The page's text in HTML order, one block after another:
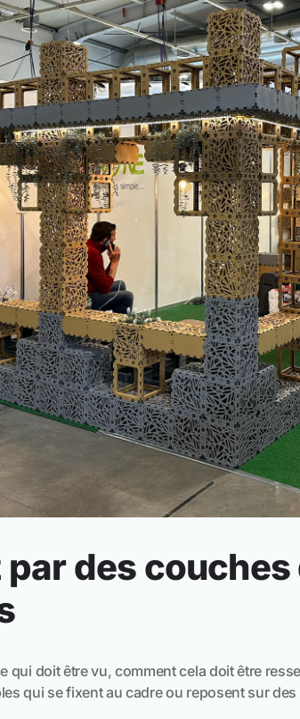
des
qui doit être vu, comment cela doit être
qui se fixent au cadre ou reposent sur